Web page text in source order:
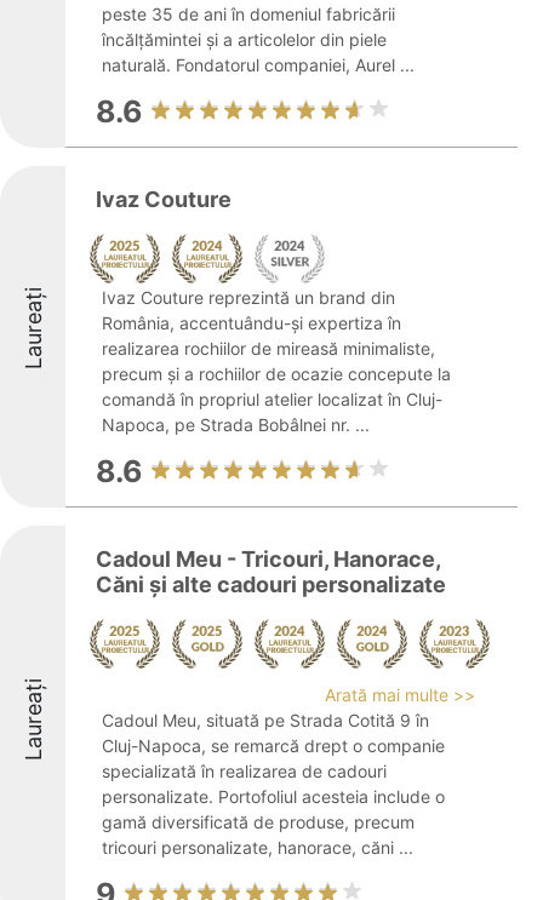
peste 35 de ani în domeniul fabricării
încălțămintei și a articolelor din piele
naturală. Fondatorul companiei, Aurel ...
8.6
Laureați
Ivaz Couture
Ivaz Couture reprezintă un brand din
România, accentuându-și expertiza în
realizarea rochiilor de mireasă minimaliste,
precum și a rochiilor de ocazie concepute la
comandă în propriul atelier localizat în Cluj-
Napoca, pe Strada Bobâlnei nr. ...
8.6
Laureați
Cadoul Meu - Tricouri, Hanorace,
Căni și alte cadouri personalizate
Arată mai multe >>
Cadoul Meu, situată pe Strada Cotită 9 în
Cluj-Napoca, se remarcă drept o companie
specializată în realizarea de cadouri
personalizate. Portofoliul acesteia include o
gamă diversificată de produse, precum
tricouri personalizate, hanorace, căni ...